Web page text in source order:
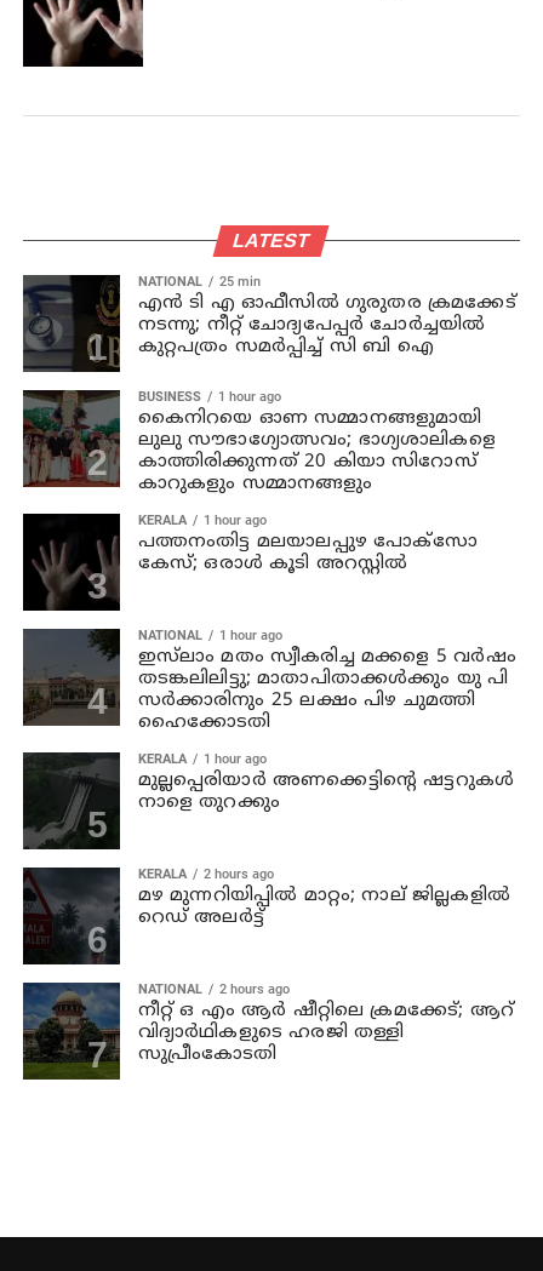
LATEST
NATIONAL 25 min
എന്‍ ടി എ ഓഫീസില്‍ ഗുരുതര ക്രമക്കേട്
നടന്നു; നീറ്റ് ചോദ്യപേപ്പര്‍ ചോര്‍ച്ചയില്‍
കുറ്റപത്രം സമര്‍പ്പിച്ച് സി ബി ഐ
BUSINESS 1 hour ago
കൈനിറയെ ഓണ സമ്മാനങ്ങളുമായി
ലുലു സൗഭാ​ഗ്യോത്സവം; ഭാ​ഗ്യശാലികളെ
കാത്തിരിക്കുന്നത് 20 കിയാ സിറോസ്
കാറുകളും സമ്മാനങ്ങളും
KERALA 1 hour ago
പത്തനംതിട്ട മലയാലപ്പുഴ പോക്സോ
കേസ്; ഒരാള്‍ കൂടി അറസ്റ്റില്‍
NATIONAL 1 hour ago
ഇസ്‍ലാം മതം സ്വീകരിച്ച മക്കളെ 5 വർഷം
തടങ്കലിലിട്ടു; മാതാപിതാക്കൾക്കും യു പി
സർക്കാരിനും 25 ലക്ഷം പിഴ ചുമത്തി
ഹൈക്കോടതി
KERALA 1 hour ago
മുല്ലപ്പെരിയാര്‍ അണക്കെട്ടിന്റെ ഷട്ടറുകള്‍
നാളെ തുറക്കും
KERALA 2 hours ago
മഴ മുന്നറിയിപ്പില്‍ മാറ്റം; നാല് ജില്ലകളില്‍
റെഡ് അലര്‍ട്ട്
NATIONAL 2 hours ago
നീറ്റ് ഒ എം ആര്‍ ഷീറ്റിലെ ക്രമക്കേട്; ആറ്
വിദ്യാര്‍ഥികളുടെ ഹരജി തള്ളി
സുപ്രീംകോടതി